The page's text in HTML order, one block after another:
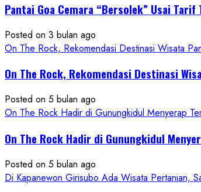
ON
ROCK
Gunungkidul
Konsep
Padukan
Keindahan
dan
Wisata
Kekinian
Pantai Goa Cemara “Bersolek” Usai
Posted on 3 bulan ago
On The Rock, Rekomendasi Destinasi Wisata
On The Rock, Rekomendasi Destinasi
Posted on 5 bulan ago
On The Rock Hadir di Gunungkidul Menyerap
On The Rock Hadir di Gunungkidul
Posted on 5 bulan ago
Di Kapanewon Girisubo Ada Wisata Pertanian,